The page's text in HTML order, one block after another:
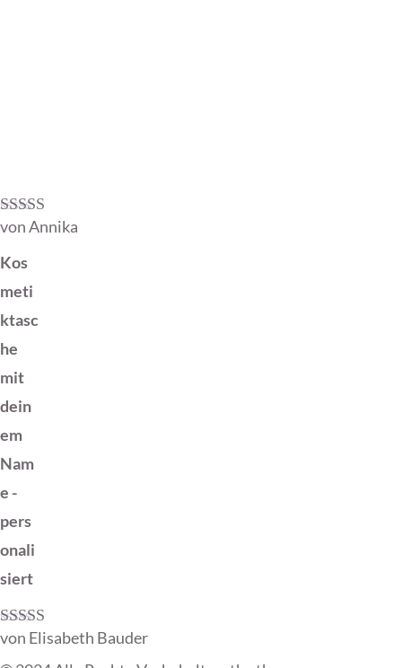
Bewertet mit
von Annika
Kos
meti
ktasc
he
mit
dein
em
Nam
e -
pers
onali
siert
Bewertet mit
von Elisabeth Bauder